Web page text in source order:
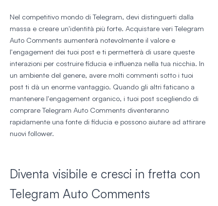
Nel competitivo mondo di Telegram, devi distinguerti dalla
massa e creare un'identità più forte. Acquistare veri Telegram
Auto Comments aumenterà notevolmente il valore e
l'engagement dei tuoi post e ti permetterà di usare queste
interazioni per costruire fiducia e influenza nella tua nicchia. In
un ambiente del genere, avere molti commenti sotto i tuoi
post ti dà un enorme vantaggio. Quando gli altri faticano a
mantenere l'engagement organico, i tuoi post scegliendo di
comprare Telegram Auto Comments diventeranno
rapidamente una fonte di fiducia e possono aiutare ad attirare
nuovi follower.
Diventa visibile e cresci in fretta con
Telegram Auto Comments